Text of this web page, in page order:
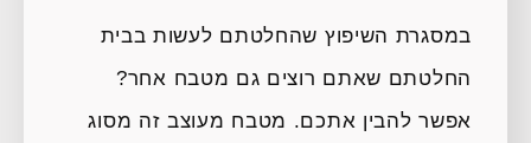
במסגרת השיפוץ שהחלטתם לעשות בבית
החלטתם שאתם רוצים גם מטבח אחר?
אפשר להבין אתכם. מטבח מעוצב זה מסוג